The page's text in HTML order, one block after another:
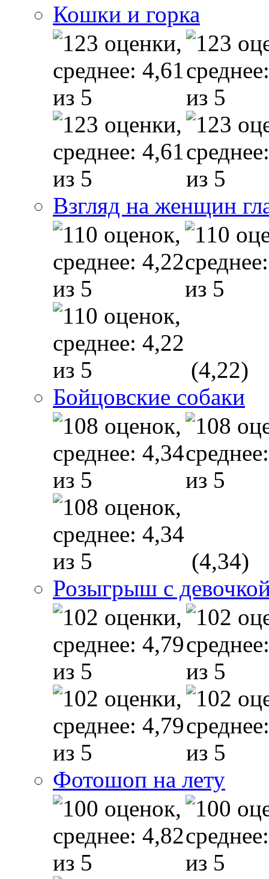
Кошки и горка
Взгляд на женщин
(4,22)
Бойцовские собаки
(4,34)
Розыгрыш с
Фотошоп на лету